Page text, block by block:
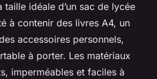
taille idéale d’un sac de lycée
à contenir des livres A4, un
accessoires personnels,
à porter. Les matériaux
imperméables et faciles à